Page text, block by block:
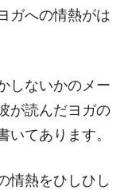
ガへの情熱がは
しないかのメー
が読んだヨガの
てあります。
情熱をひしひし